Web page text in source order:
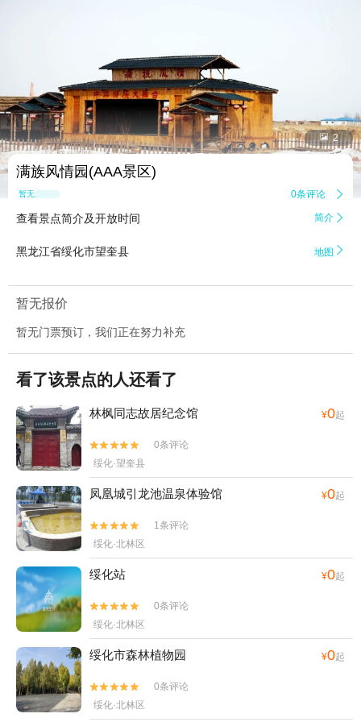
 2
满族风情园(AAA景区)
暂无点评 0条评论 
查看景点简介及开放时间 简介 
黑龙江省绥化市望奎县 地图 
暂无报价
暂无门票预订，我们正在努力补充
看了该景点的人还看了
林枫同志故居纪念馆 ¥0起


0条评论
绥化·望奎县
凤凰城引龙池温泉体验馆 ¥0起


1条评论
绥化·北林区
绥化站 ¥0起


0条评论
绥化·北林区
绥化市森林植物园 ¥0起


0条评论
绥化·北林区